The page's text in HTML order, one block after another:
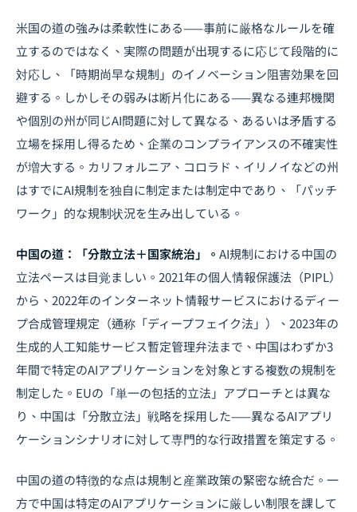
米国の道の強みは柔軟性にある——事前に厳格なルールを確
立するのではなく、実際の問題が出現するに応じて段階的に
対応し、「時期尚早な規制」のイノベーション阻害効果を回
避する。しかしその弱みは断片化にある——異なる連邦機関
や個別の州が同じAI問題に対して異なる、あるいは矛盾する
立場を採用し得るため、企業のコンプライアンスの不確実性
が増大する。カリフォルニア、コロラド、イリノイなどの州
はすでにAI規制を独自に制定または制定中であり、「パッチ
ワーク」的な規制状況を生み出している。
中国の道：「分散立法＋国家統治」。 AI規制における中国の
立法ペースは目覚ましい。2021年の個人情報保護法（PIPL）
から、2022年のインターネット情報サービスにおけるディー
プ合成管理規定（通称「ディープフェイク法」）、2023年の
生成的人工知能サービス暫定管理弁法まで、中国はわずか3
年間で特定のAIアプリケーションを対象とする複数の規制を
制定した。EUの「単一の包括的立法」アプローチとは異な
り、中国は「分散立法」戦略を採用した——異なるAIアプリ
ケーションシナリオに対して専門的な行政措置を策定する。
中国の道の特徴的な点は規制と産業政策の緊密な統合だ。一
方で中国は特定のAIアプリケーションに厳しい制限を課して